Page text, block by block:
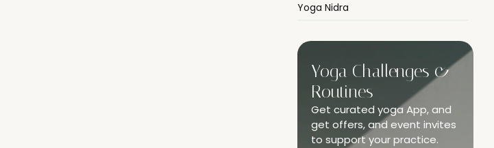
Yoga Nidra
Yoga Challenges &
Routines
Get curated yoga App, and
get offers, and event invites
to support your practice.